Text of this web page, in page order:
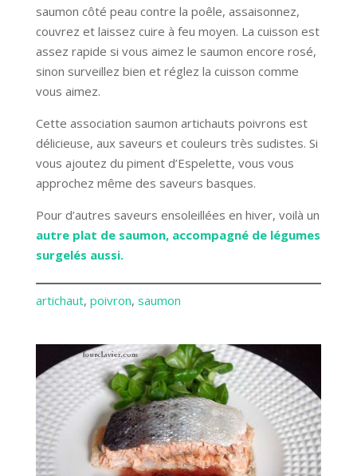
saumon côté peau contre la poêle, assaisonnez,
couvrez et laissez cuire à feu moyen. La cuisson est
assez rapide si vous aimez le saumon encore rosé,
sinon surveillez bien et réglez la cuisson comme
vous aimez.
Cette association saumon artichauts poivrons est
délicieuse, aux saveurs et couleurs très sudistes. Si
vous ajoutez du piment d’Espelette, vous vous
approchez même des saveurs basques.
Pour d’autres saveurs ensoleillées en hiver, voilà un
autre plat de saumon, accompagné de légumes
surgelés aussi.
artichaut, poivron, saumon